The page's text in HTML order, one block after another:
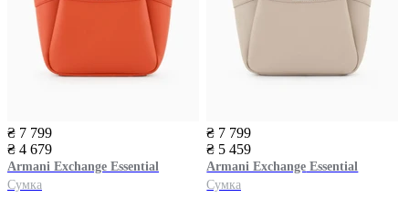
₴ 7 799
₴ 4 679
Armani Exchange Essential
Сумка
₴ 7 799
₴ 5 459
Armani Exchange Essential
Сумка